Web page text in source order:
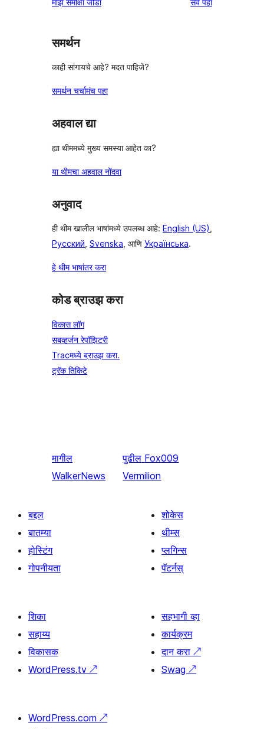
परीक्षणे
तारांकित
समर्थन
काही सांगायचे आहे? मदत पाहिजे?
समर्थन चर्चामंच पहा
अहवाल द्या
ह्या थीममध्ये मुख्य समस्या आहेत का?
या थीमचा अहवाल नोंदवा
अनुवाद
ही थीम खालील भाषांमध्ये उपलब्ध आहे: English (US),
Русский, Svenska, आणि Українська.
हे थीम भाषांतर करा
कोड ब्राउझ करा
विकास लॉग
सबव्हर्जन रेपॉझिटरी
Tracमध्ये ब्राउझ करा.
ट्रॅक तिकिटे
मागील
WalkerNews
पुढील Fox009
Vermilion
बद्दल
बातम्या
होस्टिंग
गोपनीयता
शोकेस
थीम्स
प्लगिन्स
पॅटर्नस्
शिका
सहाय्य
विकासक
WordPress.tv ↗
सहभागी व्हा
कार्यक्रम
दान करा ↗
Swag ↗
WordPress.com ↗